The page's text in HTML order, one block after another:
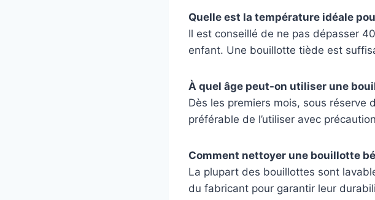
Quelle est la température idéale
Il est conseillé de ne pas dépasser
enfant. Une bouillotte tiède est
À quel âge peut-on utiliser une
Dès les premiers mois, sous réserve
préférable de l’utiliser avec
Comment nettoyer une bouillotte
La plupart des bouillottes sont
du fabricant pour garantir leur